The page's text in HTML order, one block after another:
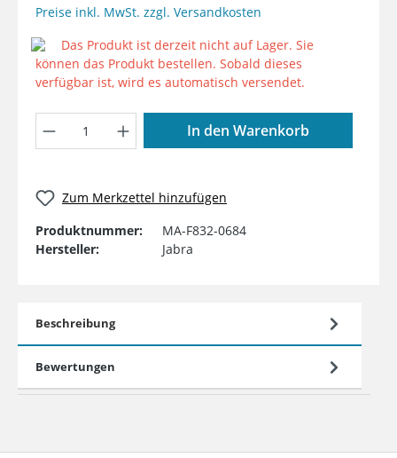
Preise inkl. MwSt. zzgl. Versandkosten
Das Produkt ist derzeit nicht auf Lager. Sie
können das Produkt bestellen. Sobald dieses
verfügbar ist, wird es automatisch versendet.
Produkt Anzahl: Gib den
In den Warenkorb
Zum Merkzettel hinzufügen
Produktnummer:
MA-F832-0684
Hersteller:
Jabra
Beschreibung
Bewertungen